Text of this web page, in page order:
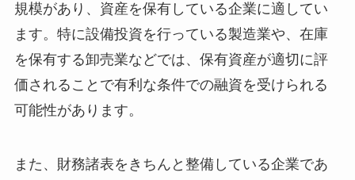
規模があり、資産を保有している企業に適してい
ます。特に設備投資を行っている製造業や、在庫
を保有する卸売業などでは、保有資産が適切に評
価されることで有利な条件での融資を受けられる
可能性があります。
また、財務諸表をきちんと整備している企業であ